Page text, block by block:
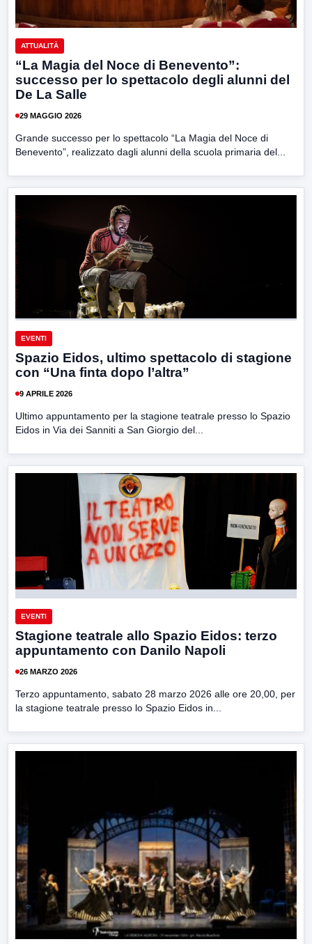
ATTUALITÀ
“La Magia del Noce di Benevento”:
successo per lo spettacolo degli alunni del
De La Salle
29 MAGGIO 2026
Grande successo per lo spettacolo “La Magia del Noce di
Benevento”, realizzato dagli alunni della scuola primaria del...
EVENTI
Spazio Eidos, ultimo spettacolo di stagione
con “Una finta dopo l’altra”
9 APRILE 2026
Ultimo appuntamento per la stagione teatrale presso lo Spazio
Eidos in Via dei Sanniti a San Giorgio del...
EVENTI
Stagione teatrale allo Spazio Eidos: terzo
appuntamento con Danilo Napoli
26 MARZO 2026
Terzo appuntamento, sabato 28 marzo 2026 alle ore 20,00, per
la stagione teatrale presso lo Spazio Eidos in...